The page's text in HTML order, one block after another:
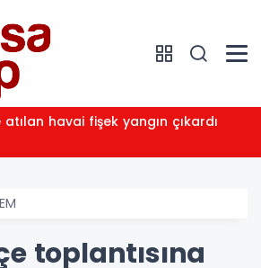
atılan havai fişek yangın çıkardı
toplantısına